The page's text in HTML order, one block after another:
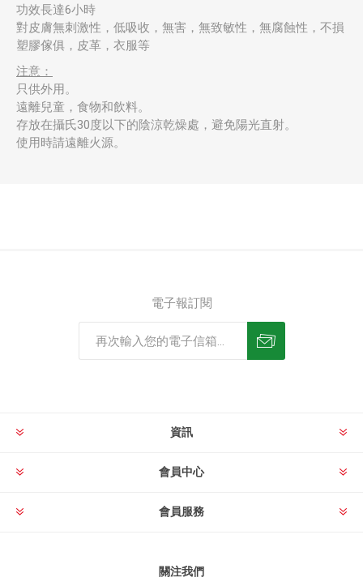
功效長達6小時
對皮膚無刺激性，低吸收，無害，無致敏性，無腐蝕性，不損
塑膠傢俱，皮革，衣服等
注意：
只供外用。
遠離兒童，食物和飲料。
存放在攝氏30度以下的陰涼乾燥處，避免陽光直射。
使用時請遠離火源。
電子報訂閱
資訊
會員中心
會員服務
關注我們